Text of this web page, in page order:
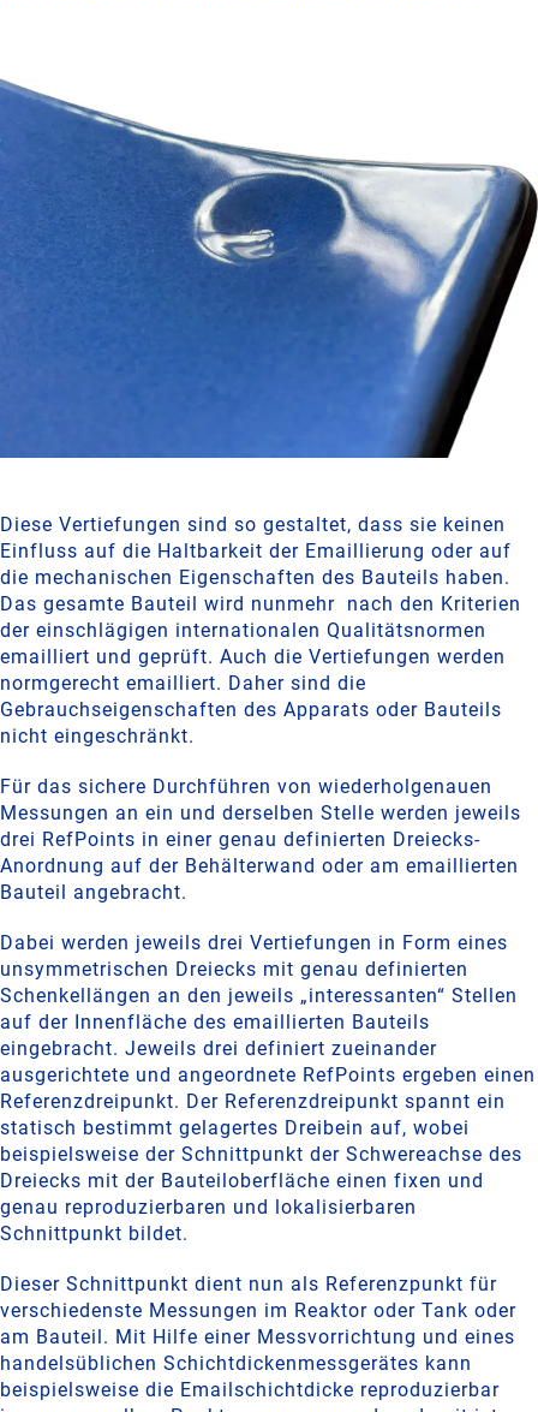
Diese Vertiefungen sind so gestaltet, dass sie keinen
Einfluss auf die Haltbarkeit der Emaillierung oder auf
die mechanischen Eigenschaften des Bauteils haben.
Das gesamte Bauteil wird nunmehr nach den Kriterien
der einschlägigen internationalen Qualitätsnormen
emailliert und geprüft. Auch die Vertiefungen werden
normgerecht emailliert. Daher sind die
Gebrauchseigenschaften des Apparats oder Bauteils
nicht eingeschränkt.
Für das sichere Durchführen von wiederholgenauen
Messungen an ein und derselben Stelle werden jeweils
drei RefPoints in einer genau definierten Dreiecks-
Anordnung auf der Behälterwand oder am emaillierten
Bauteil angebracht.
Dabei werden jeweils drei Vertiefungen in Form eines
unsymmetrischen Dreiecks mit genau definierten
Schenkellängen an den jeweils „interessanten“ Stellen
auf der Innenfläche des emaillierten Bauteils
eingebracht. Jeweils drei definiert zueinander
ausgerichtete und angeordnete RefPoints ergeben einen
Referenzdreipunkt. Der Referenzdreipunkt spannt ein
statisch bestimmt gelagertes Dreibein auf, wobei
beispielsweise der Schnittpunkt der Schwereachse des
Dreiecks mit der Bauteiloberfläche einen fixen und
genau reproduzierbaren und lokalisierbaren
Schnittpunkt bildet.
Dieser Schnittpunkt dient nun als Referenzpunkt für
verschiedenste Messungen im Reaktor oder Tank oder
am Bauteil. Mit Hilfe einer Messvorrichtung und eines
handelsüblichen Schichtdickenmessgerätes kann
beispielsweise die Emailschichtdicke reproduzierbar